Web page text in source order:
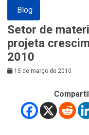
Blog
Setor de
projeta
2010
15 de março de 2010